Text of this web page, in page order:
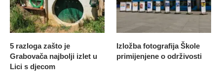
5 razloga zašto je
Grabovača najbolji izlet u
Lici s djecom
Izložba fotografija Škole
primijenjene o održivosti